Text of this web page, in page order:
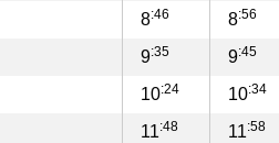
8:46 8:56
9:35 9:45
10:24 10:34
11:48 11:58